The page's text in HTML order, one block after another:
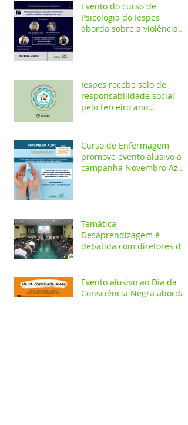
Evento do curso de
Psicologia do Iespes
aborda sobre a violência
Iespes recebe selo de
responsabilidade social
pelo terceiro ano
Curso de Enfermagem
promove evento alusivo a
campanha Novembro Azul
Temática
Desaprendizagem é
debatida com diretores da
Evento alusivo ao Dia da
Consciência Negra aborda